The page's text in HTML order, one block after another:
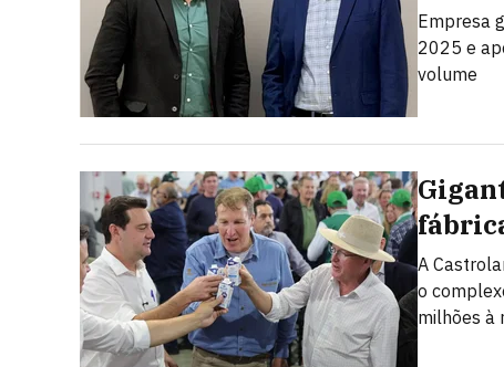
Empresa
2025 e
volume
A
o
milhões à